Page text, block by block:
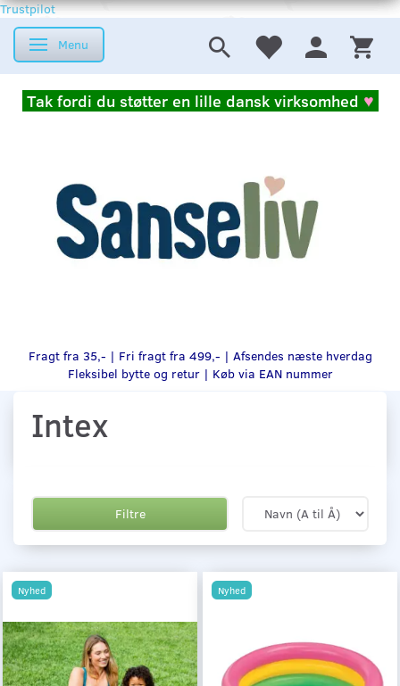
Trustpilot
Skifte navigation
Menu
Tak fordi du støtter en lille dansk virksomhed ♥
Fragt fra 35,- | Fri fragt fra 499,- | Afsendes næste hverdag
Fleksibel bytte og retur | Køb via EAN nummer
Intex
Filtre
Nyhed Nyhed